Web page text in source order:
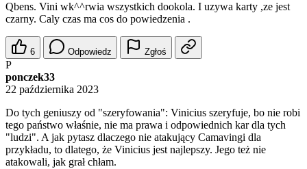
Qbens. Vini wk^^rwia wszystkich dookola. I uzywa karty ,ze jest
czarny. Caly czas ma cos do powiedzenia .
6 Odpowiedz Zgłoś
P
ponczek33
22 października 2023
Do tych geniuszy od "szeryfowania": Vinicius szeryfuje, bo nie robi
tego państwo właśnie, nie ma prawa i odpowiednich kar dla tych
"ludzi". A jak pytasz dlaczego nie atakujący Camavingi dla
przykładu, to dlatego, że Vinicius jest najlepszy. Jego też nie
atakowali, jak grał chłam.